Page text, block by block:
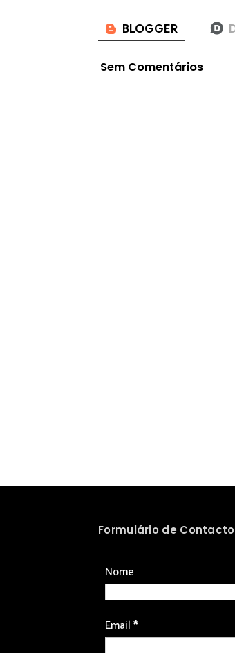
Sem Comentários
Formulário de Contacto
Nome
Email*